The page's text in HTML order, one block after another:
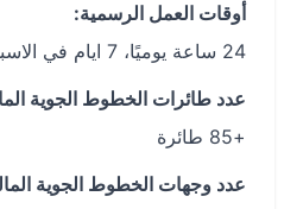
أوقات العمل الرسمية:
عدد طائرات الخطوط الجوية الماليزية:
عدد وجهات الخطوط الجوية الماليزية: